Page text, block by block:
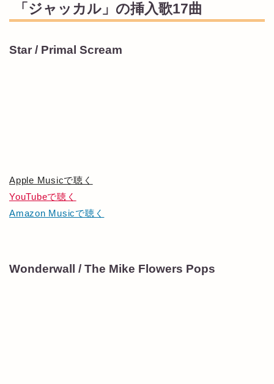
「ジャッカル」の挿入歌17曲
Star / Primal Scream
Apple Musicで聴く
YouTubeで聴く
Amazon Musicで聴く
Wonderwall / The Mike Flowers Pops